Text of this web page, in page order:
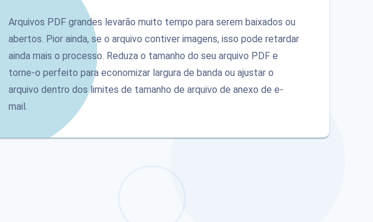
Arquivos PDF grandes levarão muito tempo para serem baixados ou
abertos. Pior ainda, se o arquivo contiver imagens, isso pode retardar
ainda mais o processo. Reduza o tamanho do seu arquivo PDF e
torne-o perfeito para economizar largura de banda ou ajustar o
arquivo dentro dos limites de tamanho de arquivo de anexo de e-
mail.